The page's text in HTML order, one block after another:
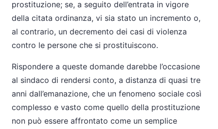
prostituzione; se, a seguito dell’entrata in vigore
della citata ordinanza, vi sia stato un incremento o,
al contrario, un decremento dei casi di violenza
contro le persone che si prostituiscono.
Rispondere a queste domande darebbe l’occasione
al sindaco di rendersi conto, a distanza di quasi tre
anni dall’emanazione, che un fenomeno sociale così
complesso e vasto come quello della prostituzione
non può essere affrontato come un semplice